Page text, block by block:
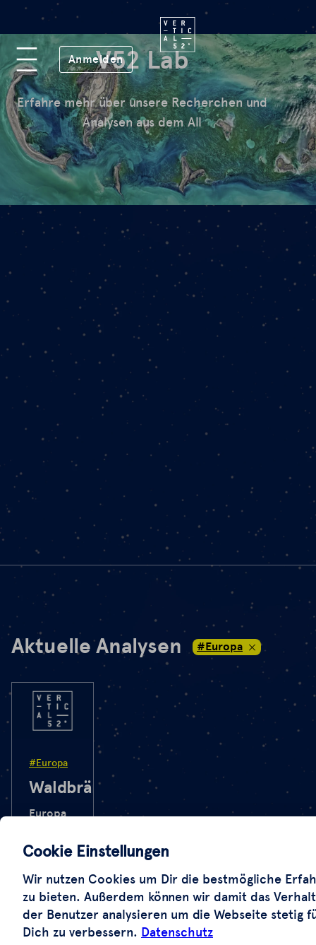
Anmelden(öffnet in neuem Fenster)
Plattform
Lab
Mission
FAQ
de en
V52 Lab
Erfahre mehr über unsere Recherchen und
Analysen aus dem All
Aktuelle Analysen #Europa
#Europa
Waldbrände
Europa
Flammen.
diesjährigen
Waldbrände
sind
verheerend.
Cookie Einstellungen
Wir nutzen Cookies um Dir die bestmögliche
zu bieten. Außerdem können wir damit das
der Benutzer analysieren um die Webseite stetig
Dich zu verbessern. Datenschutz